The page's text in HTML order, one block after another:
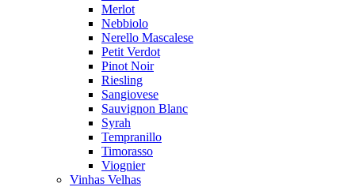
Merlot
Nebbiolo
Nerello Mascalese
Petit Verdot
Pinot Noir
Riesling
Sangiovese
Sauvignon Blanc
Syrah
Tempranillo
Timorasso
Viognier
Vinhas Velhas